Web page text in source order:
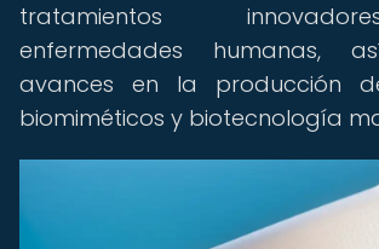
tratamientos
enfermedades humanas,
avances en la producción
biomiméticos y biotecnología